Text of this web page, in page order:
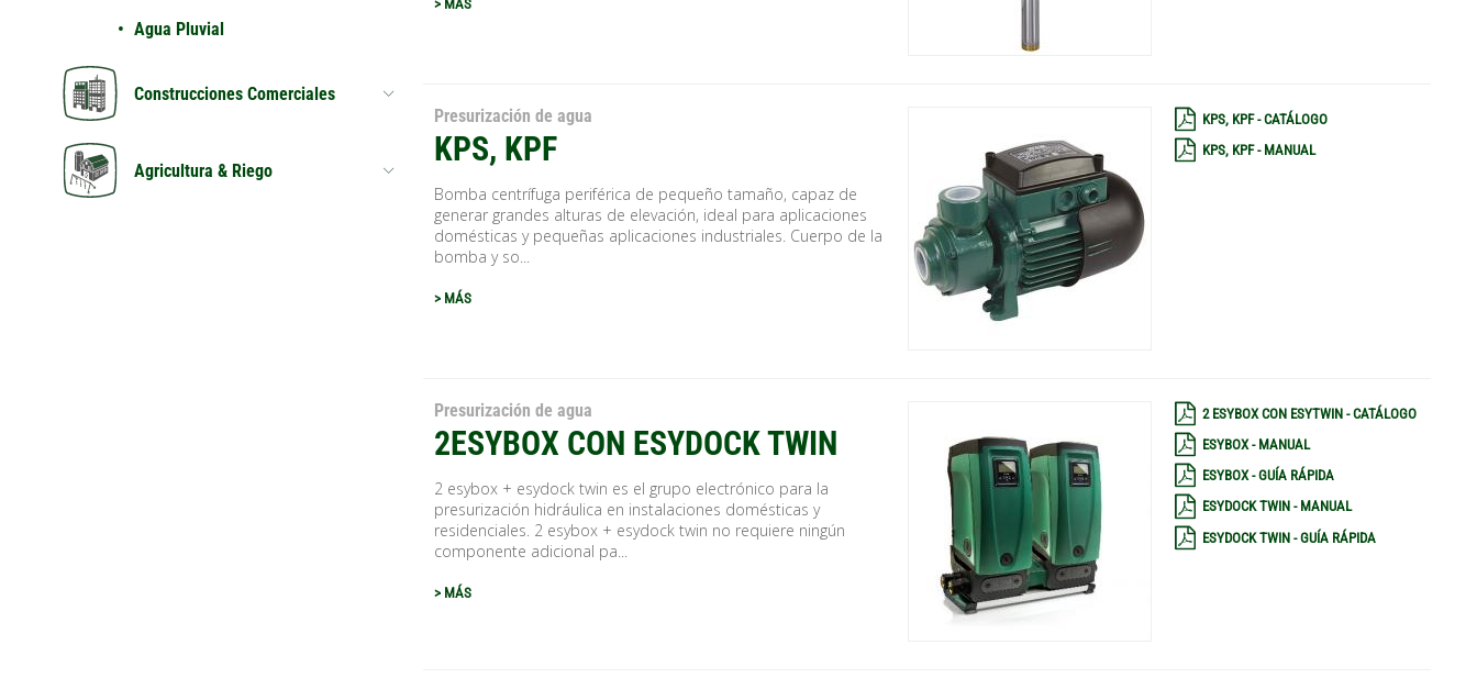
Agua Pluvial
Construcciones Comerciales
Agricultura & Riego
> MÁS
Presurización de agua
KPS, KPF
Bomba centrífuga periférica de pequeño tamaño, capaz de
generar grandes alturas de elevación, ideal para aplicaciones
domésticas y pequeñas aplicaciones industriales. Cuerpo de la
bomba y so...
> MÁS
KPS, KPF - CATÁLOGO
KPS, KPF - MANUAL
Presurización de agua
2ESYBOX CON ESYDOCK TWIN
2 esybox + esydock twin es el grupo electrónico para la
presurización hidráulica en instalaciones domésticas y
residenciales. 2 esybox + esydock twin no requiere ningún
componente adicional pa...
> MÁS
2 ESYBOX CON ESYTWIN - CATÁLOGO
ESYBOX - MANUAL
ESYBOX - GUÍA RÁPIDA
ESYDOCK TWIN - MANUAL
ESYDOCK TWIN - GUÍA RÁPIDA